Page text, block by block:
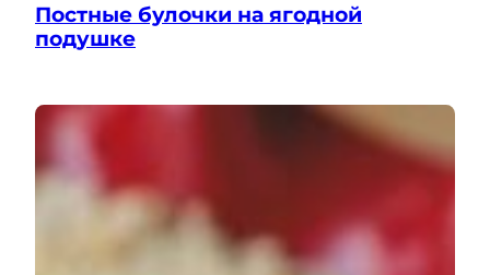
Постные булочки на ягодной
подушке